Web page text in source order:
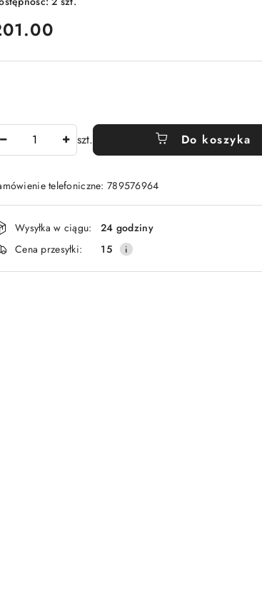
szt. Do koszyka
telefoniczne: 789576964
Wysyłka w ciągu:
24 godziny
Cena przesyłki:
15